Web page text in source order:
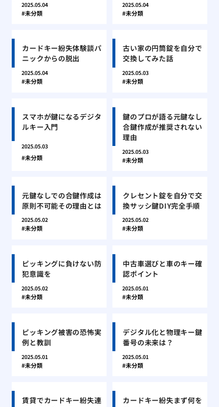
2025.05.04
未分類
2025.05.04
未分類
カードキー紛失体験談パ
ニックからの脱出
2025.05.04
未分類
古い家の円筒錠を自分で
交換してみた話
2025.05.03
未分類
スマホが鍵になるデジタ
ルキー入門
2025.05.03
未分類
鍵のプロが語る元鍵なし
合鍵作成が推奨されない
理由
2025.05.03
未分類
元鍵なしでの合鍵作成は
原則不可能その理由とは
2025.05.02
未分類
クレセント錠を自分で交
換サッシ鍵DIY完全手順
2025.05.02
未分類
ピッキングに負けない防
犯意識を
2025.05.02
未分類
中古車選びと車のキー確
認ポイント
2025.05.01
未分類
ピッキング被害の恐怖実
例と教訓
2025.05.01
未分類
デジタル化と物理キー鍵
番号の未来は？
2025.05.01
未分類
賃貸でカードキー紛失連
カードキー紛失まず何を